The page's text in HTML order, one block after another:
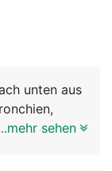
unten aus
in denen der
sehen